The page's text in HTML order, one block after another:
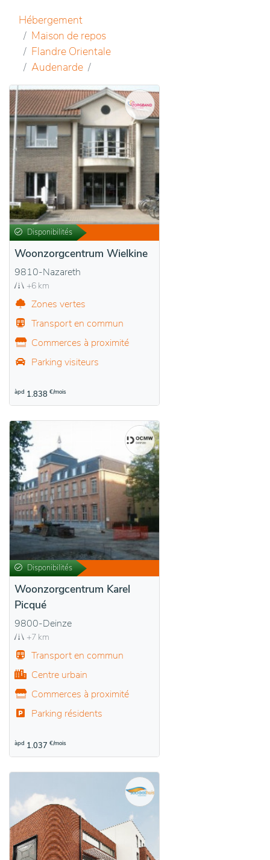
Hébergement
Maison de repos
Flandre Orientale
Audenarde
Disponibilités
Woonzorgcentrum Wielkine
9810-Nazareth
+6 km
Zones vertes
Transport en commun
Commerces à proximité
Parking visiteurs
àpd 1.838 €/mois
Disponibilités
Woonzorgcentrum Karel
Picqué
9800-Deinze
+7 km
Transport en commun
Centre urbain
Commerces à proximité
Parking résidents
àpd 1.037 €/mois